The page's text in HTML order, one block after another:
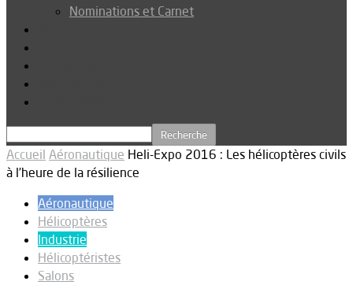
Nominations et Carnet
Accueil Aéronautique Heli-Expo 2016 : Les hélicoptères civils
à l’heure de la résilience
Aéronautique
Hélicoptères
Industrie
Hélicoptéristes
Salons